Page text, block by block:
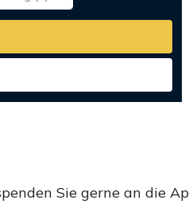
Sie gerne an die